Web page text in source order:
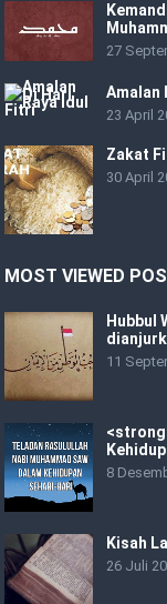
27
Amalan
23 April
Zakat
30 April
MOST VIEWED
Hubbul
11
8
Kisah
26 Juli